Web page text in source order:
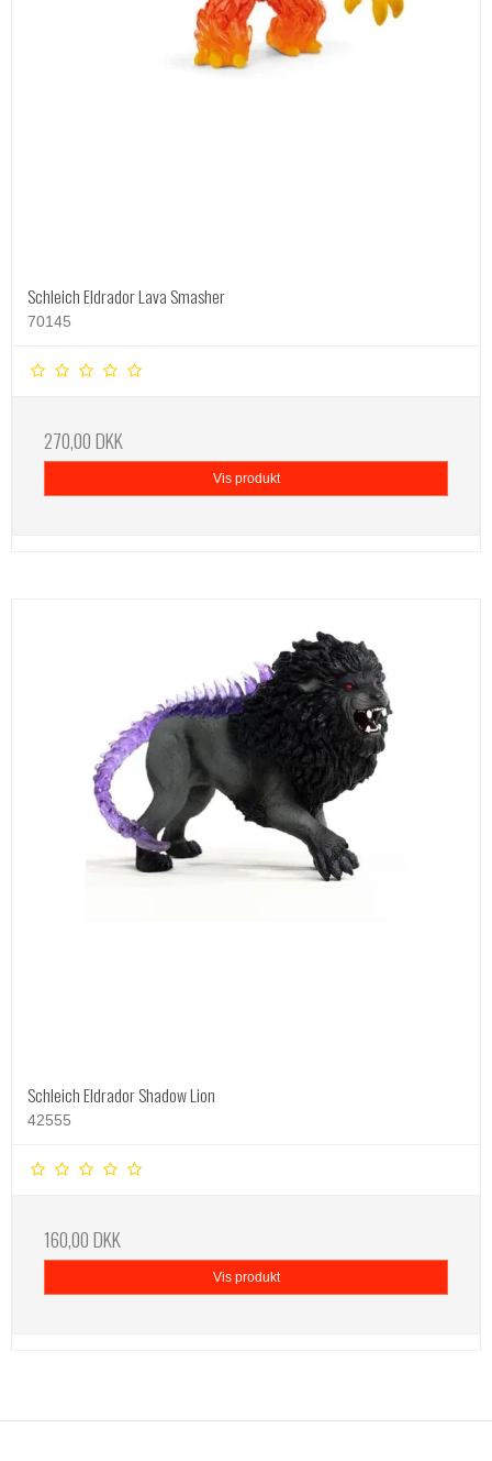
Schleich Eldrador Lava Smasher
70145
270,00 DKK
Vis produkt
Schleich Eldrador Shadow Lion
42555
160,00 DKK
Vis produkt